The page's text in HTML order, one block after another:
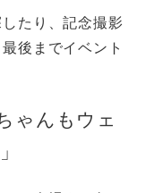
たり、記念撮影
後までイベント
ゃんもウェ